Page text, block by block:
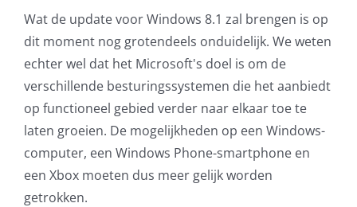
Microsoft software licenties
SLA overeenkomsten
Remote Help
WordPress SLA Contract
Contact
Wat de update voor Windows 8.1 zal brengen is op
dit moment nog grotendeels onduidelijk. We weten
echter wel dat het Microsoft's doel is om de
verschillende besturingssystemen die het aanbiedt
op functioneel gebied verder naar elkaar toe te
laten groeien. De mogelijkheden op een Windows-
computer, een Windows Phone-smartphone en
een Xbox moeten dus meer gelijk worden
getrokken.